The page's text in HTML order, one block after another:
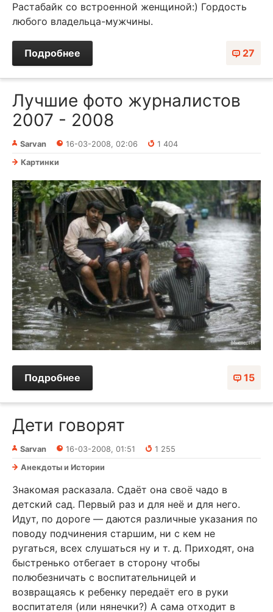
Растабайк со встроенной женщиной:) Гордость
любого владельца-мужчины.
27
Подробнее
Лучшие фото журналистов
2007 - 2008
Sarvan 16-03-2008, 02:06
1 404
Картинки
15
Подробнее
Дети говорят
Sarvan 16-03-2008, 01:51
1 255
Анекдоты и Истории
Знакомая расказала. Сдаёт она своё чадо в
детский сад. Первый раз и для неё и для него.
Идут, по дороге — даются различные указания по
поводу подчинения старшим, ни с кем не
ругаться, всех слушаться ну и т. д. Приходят, она
быстренько отбегает в сторону чтобы
полюбезничать с воспитательницей и
возвращаясь к ребенку передаёт его в руки
воспитателя (или нянечки?) А сама отходит в